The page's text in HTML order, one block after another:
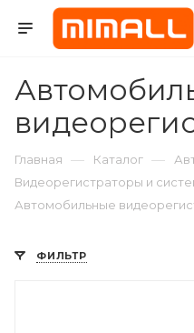
Главная — Каталог —
Видеорегистраторы и
Автомобильные
ФИЛЬТР